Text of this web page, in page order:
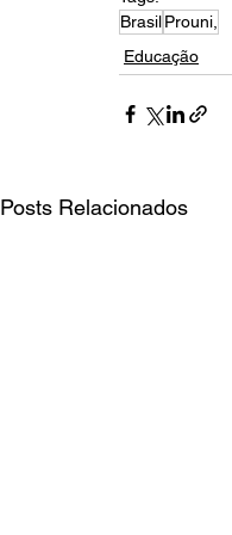
BrasilProuni,
Educação
Posts Relacionados